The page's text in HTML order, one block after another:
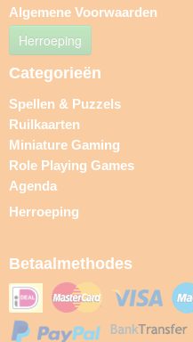
Algemene Voorwaarden
Herroeping
Categorieën
Spellen & Puzzels
Ruilkaarten
Miniature Gaming
Role Playing Games
Agenda
Herroeping
Betaalmethodes